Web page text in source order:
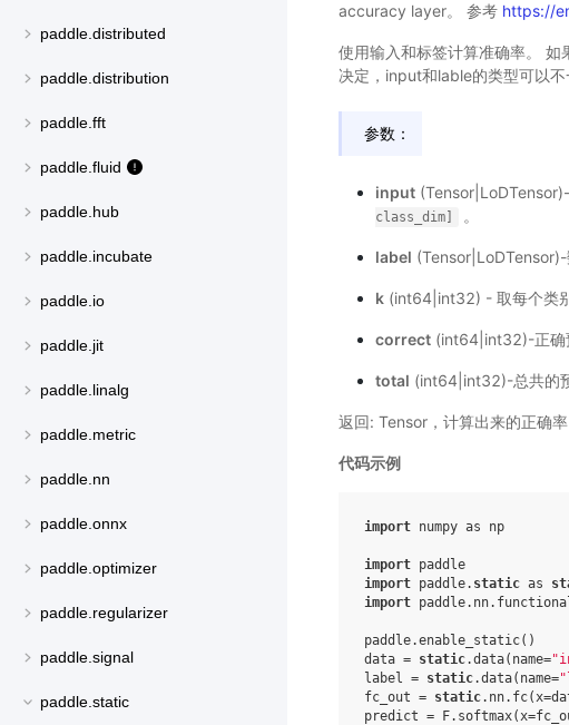
paddle.distributed
paddle.distribution
paddle.fft
paddle.fluid
paddle.hub
paddle.incubate
paddle.io
paddle.jit
paddle.linalg
paddle.metric
paddle.nn
paddle.onnx
paddle.optimizer
paddle.regularizer
paddle.signal
paddle.static
accuracy layer。 参考 https://
使用输入和标签计算准确率。
决定，input和lable的类型可以不
参数：
input
class_dim]
。
label
k(int64|int32) - 取每个类别
correct(int64|int32)-正确
total (int64|int32)-总共的
返回: Tensor，计算出来的正确
代码示例
import numpy as np
import paddle
import paddle. static as
import
paddle.enable_static()
data = static.data( name=
label = static.data( name=
fc_out = static. nn. fc(x=
predict = F. softmax(x=